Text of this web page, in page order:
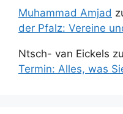
Muhammad Amjad
der Pfalz: Vereine
Ntsch- van Eickels zu
Termin: Alles, was